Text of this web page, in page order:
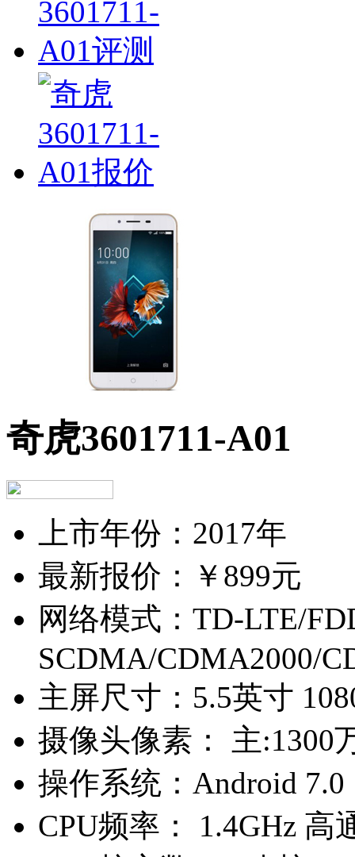
奇虎3601711-A01
上市年份： 2017年
最新报价：
￥899元
网络模式： TD-LTE/
SCDMA/CDMA2000/
主屏尺寸： 5.5英寸
摄像头像素：
主:1300
操作系统： Android 7.0
CPU频率：
1.4GHz 高